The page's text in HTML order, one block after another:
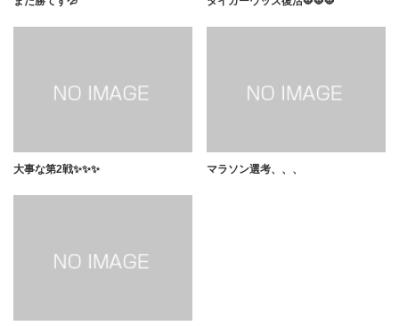
大事な第2戦✨✨✨ マラソン選考、、、